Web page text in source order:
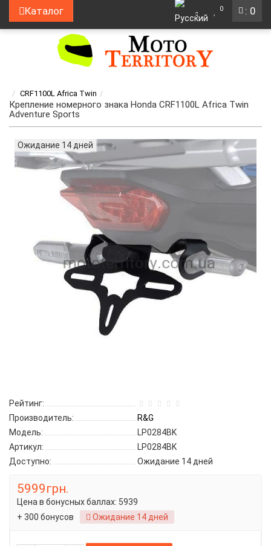
: 0
Каталог 0
CRF1100L Africa Twin
Крепление номерного знака Honda CRF1100L Africa Twin
Adventure Sports
Ожидание 14 дней
Рейтинг:
Производитель:
R&G
Модель:
LP0284BK
Артикул:
LP0284BK
Доступно:
Ожидание 14 дней
5999грн.
Цена в бонусных баллах: 5939
+ 300 бонусов
Ожидание 14 дней